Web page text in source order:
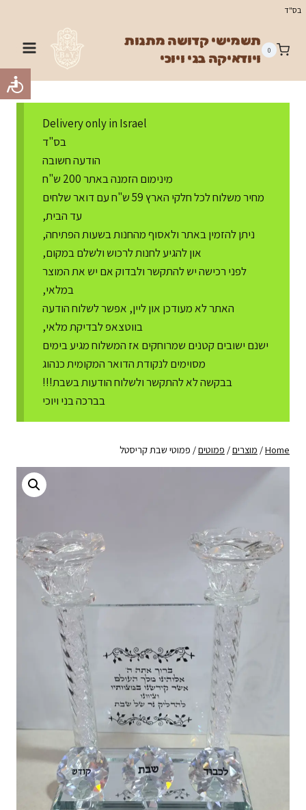
Skip
content
בס"ד
0
תשמישי קדושה מתנות
ויודאיקה בני ויוכי
Delivery only in Israel
בס"ד
הודעה חשובה
מינימום הזמנה באתר 200 ש"ח
מחיר משלוח לכל חלקי הארץ 59 ש"ח עם דואר שלחים
עד הבית,
ניתן להזמין באתר ולאסוף מהחנות בשעות הפתיחה,
און להגיע לחנות לרכוש ולשלם במקום,
לפני רכישה יש להתקשר ולבדוק אם יש את המוצר
במלאי,
האתר לא מעודכן און ליין, אפשר לשלוח הודעה
בווטצאפ לבדיקת מלאי,
ישנם ישובים קטנים שמרוחקים אז המשלוח מגיע בימים
מסוימים לנקודת הדואר המקומית כנהוג
בבקשה לא להתקשר ולשלוח הודעות בשבת!!!
בברכה בני ויוכי
Home
/ מוצרים/ פמוטים/ פמוטי שבת קריסטל